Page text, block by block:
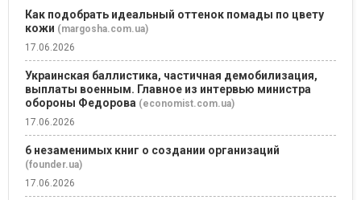
Как подобрать идеальный оттенок помады по цвету
кожи (margosha.com.ua)
17.06.2026
Украинская баллистика, частичная демобилизация,
выплаты военным. Главное из интервью министра
обороны Федорова (economist.com.ua)
17.06.2026
6 незаменимых книг о создании организаций
(founder.ua)
17.06.2026